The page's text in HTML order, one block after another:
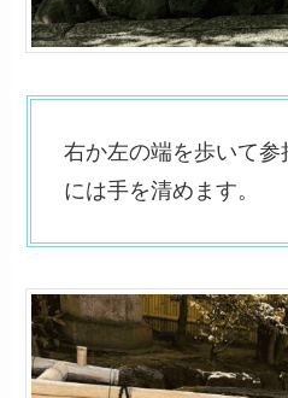
右か左の端を歩いて
には手を清めます。